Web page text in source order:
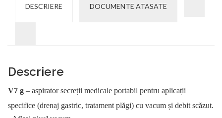
DESCRIERE DOCUMENTE ATASATE
Descriere
V7 g – aspirator secreții medicale portabil pentru aplicații
specifice (drenaj gastric, tratament plăgi) cu vacum și debit scăzut.